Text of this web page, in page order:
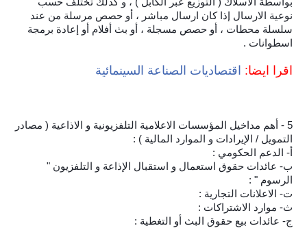
نوعية الارسال إذا كان ارسال مباشر ، أو حصص مرسلة من عند
سلسلة محطات ، أو حصص مسجلة ، أو بث أفلام أو إعادة برمجة
اسطوانات .
اقرا ايضا: اقتصاديات الصناعة السينمائية
5 - أهم مداخيل المؤسسات الاعلامية التلفزيونية و الاذاعية ( مصادر
التمويل / الإيرادات و الموارد المالية ) :
أ‌- الدعم الحكومي :
ب‌- عائدات حقوق استعمال و استقبال الإذاعة و التلفزيون "
الرسوم " :
ت‌- الاعلانات التجارية :
ث‌- موارد الاشتراكات :
ج‌- عائدات بيع حقوق البث أو التغطية :